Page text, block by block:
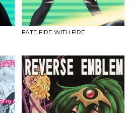
FATE FIRE WITH FIRE